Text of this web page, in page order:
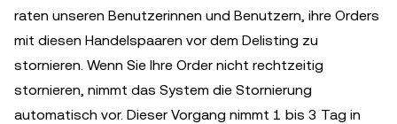
raten unseren Benutzerinnen und Benutzern, ihre Orders
mit diesen Handelspaaren vor dem Delisting zu
stornieren. Wenn Sie Ihre Order nicht rechtzeitig
stornieren, nimmt das System die Stornierung
automatisch vor. Dieser Vorgang nimmt 1 bis 3 Tag in